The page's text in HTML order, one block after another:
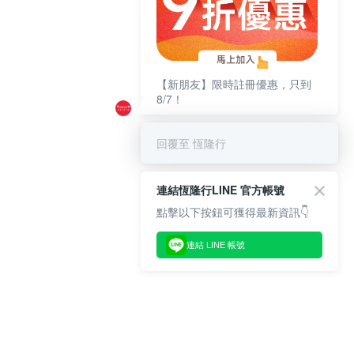
【新朋友】限時註冊優惠，只到
8/7！
回覆至 恆隆行
連結恆隆行LINE 官方帳號
點擊以下按鈕可獲得最新資訊👇
連結 LINE 帳號